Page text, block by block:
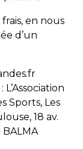
en nous
d’un
Sports, Les
18 av.
BALMA